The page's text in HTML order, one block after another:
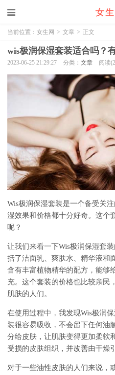
当前位置： 女生网 > 文章 > 正文
wis极润保湿套装适合吗？
2023-06-25 21:29:27 分类： 文章 阅读
Wis极润保湿套装是一个备受关
湿效果和价格都十分好奇。这个
呢？
让我们来看一下Wis极润保湿套
括了洁面乳、爽肤水、精华液和
含有丰富植物精华的配方，能够
充。这个套装的价格也比较亲民
肌肤的人们。
在使用过程中，我发现Wis极润
装很容易吸收，不会留下任何油
分给皮肤，让肌肤变得更加柔软
受损的皮肤组织，并改善由干燥
对于一些油性皮肤的人们来说，